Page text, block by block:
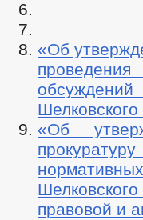
«Об
«Об
правовой и